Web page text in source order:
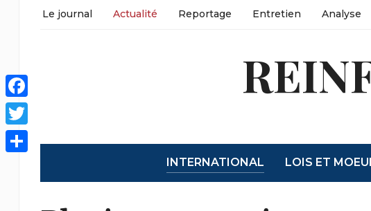
Le journal Actualité Reportage Entretien Analyse
INTERNATIONAL LOIS ET
Facebook
Twitter